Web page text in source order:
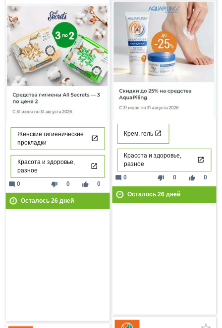
Крем, гель
Красота и здоровье,
разное
thumb_down 0 thumb_up 0
mode_comment 0
Осталось 26дней
Женские гигиенические
прокладки
Красота и здоровье,
разное
thumb_down 0 thumb_up 0
mode_comment 0
Осталось 26дней